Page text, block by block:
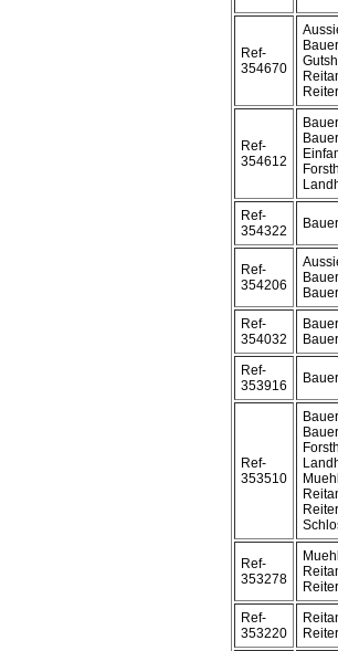
Ref-
354670
Ref-
354612
Ref-
354322
Ref-
354206
Ref-
354032
Ref-
353916
Ref-
353510
Ref-
353278
Ref-
353220